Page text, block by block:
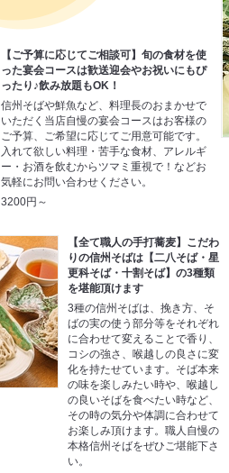
【ご予算に応じてご相談可】旬の食材を使
った宴会コースは歓送迎会やお祝いにもぴ
ったり♪飲み放題もOK！
信州そばや鮮魚など、料理長のおまかせで
いただく当店自慢の宴会コースはお客様の
ご予算、ご希望に応じてご用意可能です。
入れて欲しい料理・苦手な食材、アレルギ
ー・お酒を飲むからツマミ重視で！などお
気軽にお問い合わせください。
3200円～
【全て職人の手打蕎麦】こだわ
りの信州そばは【二八そば・星
更科そば・十割そば】の3種類
を堪能頂けます
3種の信州そばは、挽き方、そ
ばの実の使う部分等をそれぞれ
に合わせて変えることで香り、
コシの強さ、喉越しの良さに変
化を持たせています。そば本来
の味を楽しみたい時や、喉越し
の良いそばを食べたい時など、
その時の気分や体調に合わせて
お楽しみ頂けます。職人自慢の
本格信州そばをぜひご堪能下さ
い。